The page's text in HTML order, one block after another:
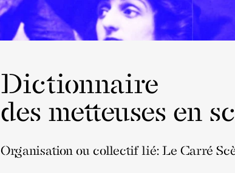
Dictionnaire
des metteuses en
Organisation ou collectif lié: Le Carré